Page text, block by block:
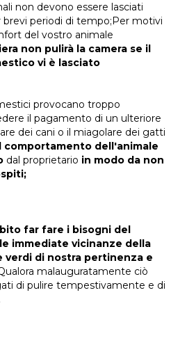
non devono essere lasciati
periodi di tempo;Per motivi
del vostro animale
non pulirà la camera se il
vi è lasciato
provocano troppo
il pagamento di un ulteriore
dei cani o il miagolare dei gatti
comportamento dell'animale
dal proprietario in modo da non
far fare i bisogni del
immediate vicinanze della
verdi di nostra pertinenza e
malauguratamente ciò
di pulire tempestivamente e di